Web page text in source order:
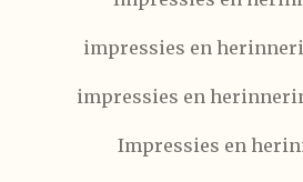
impressies en
impressies en
Impressies en